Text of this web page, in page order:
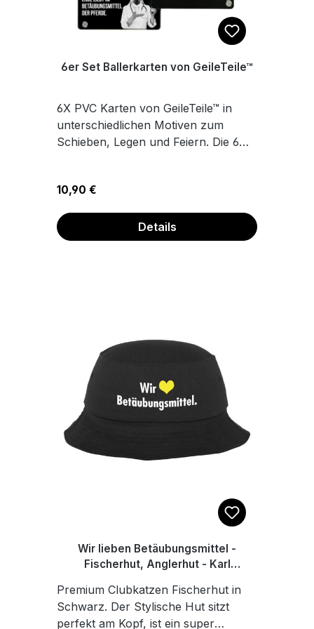
6er Set Ballerkarten von GeileTeile™
6X PVC Karten von GeileTeile™ in
unterschiedlichen Motiven zum
Schieben, Legen und Feiern. Die 6
auf beiden Seiten das gleiche
Regulärer Preis:
10,90 €
Details
Wir lieben Betäubungsmittel -
Fischerhut, Anglerhut - Karl
Premium Clubkatzen Fischerhut in
Schwarz. Der Stylische Hut sitzt
perfekt am Kopf, ist ein super